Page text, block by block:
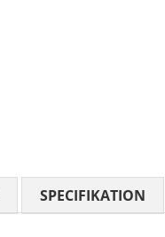
SPECIFIKATION